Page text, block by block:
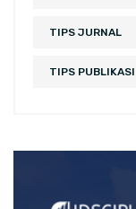
TIPS JURNAL
TIPS